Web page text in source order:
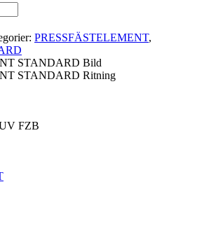
PRESSFÄSTELEMENT,
FZB